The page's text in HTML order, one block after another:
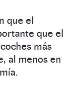
que el
que el
más
al menos en